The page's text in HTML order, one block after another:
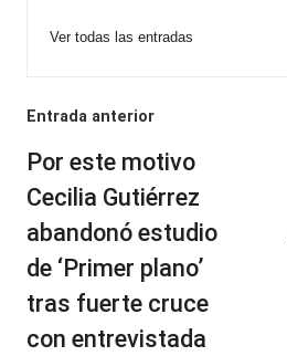
Ver todas las entradas
Navegación
de
entradas
Entrada anterior
Por este motivo
Cecilia Gutiérrez
abandonó estudio
de ‘Primer plano’
tras fuerte cruce
con entrevistada